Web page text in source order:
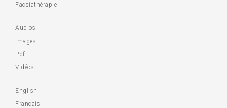
Facsiathérapie
Audios
Images
Pdf
Vidéos
English
Français